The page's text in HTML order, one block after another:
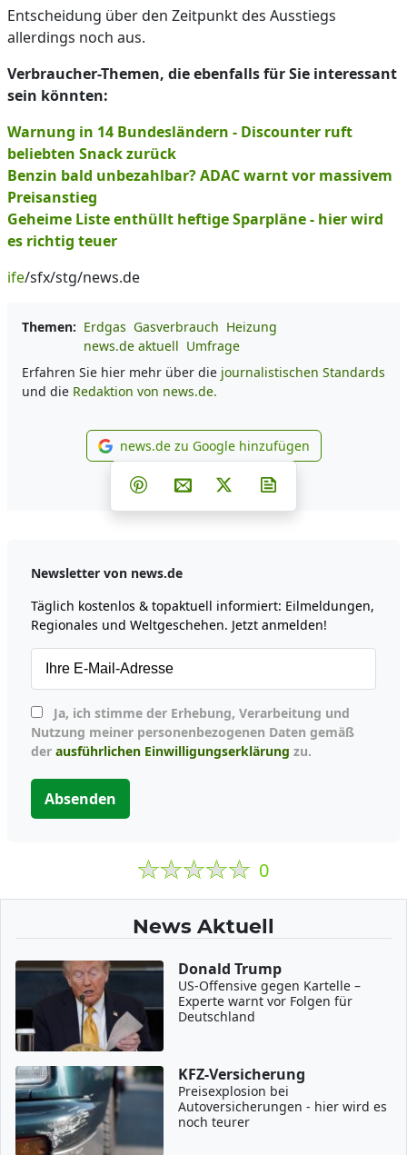
Entscheidung über den Zeitpunkt des Ausstiegs
allerdings noch aus.
Verbraucher-Themen, die ebenfalls für Sie interessant
sein könnten:
Warnung in 14 Bundesländern - Discounter ruft
beliebten Snack zurück
Benzin bald unbezahlbar? ADAC warnt vor massivem
Preisanstieg
Geheime Liste enthüllt heftige Sparpläne - hier wird
es richtig teuer
ife/sfx/stg/news.de
Themen: Erdgas Gasverbrauch Heizung
news.de aktuell Umfrage
Erfahren Sie hier mehr über die journalistischen Standards
und die Redaktion von news.de.
news.de zu Google
news.de zu Google hinzufügen
Teilen auf Facebook
Teilen auf Whatsapp
Teilen auf Telegram
Teilen auf Pinterest
Per E-Mail teilen
Post auf X
Newsletter von news.de
Täglich kostenlos & topaktuell informiert: Eilmeldungen,
Regionales und Weltgeschehen. Jetzt anmelden!
Nutzung meiner personenbezogenen Daten gemäß
der ausführlichen Einwilligungserklärung zu.
Absenden
0
News Aktuell
Donald Trump
US-Offensive gegen Kartelle –
Experte warnt vor Folgen für
Deutschland
KFZ-Versicherung
Preisexplosion bei
Autoversicherungen - hier wird es
noch teurer